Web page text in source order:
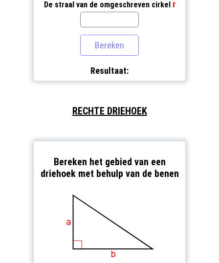
De straal van de omgeschreven cirkel r
Resultaat:
RECHTE DRIEHOEK
Bereken het gebied van een
driehoek met behulp van de benen